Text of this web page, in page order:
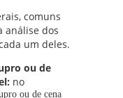
comuns
análise dos
um deles.
ou de
no
ou de cena